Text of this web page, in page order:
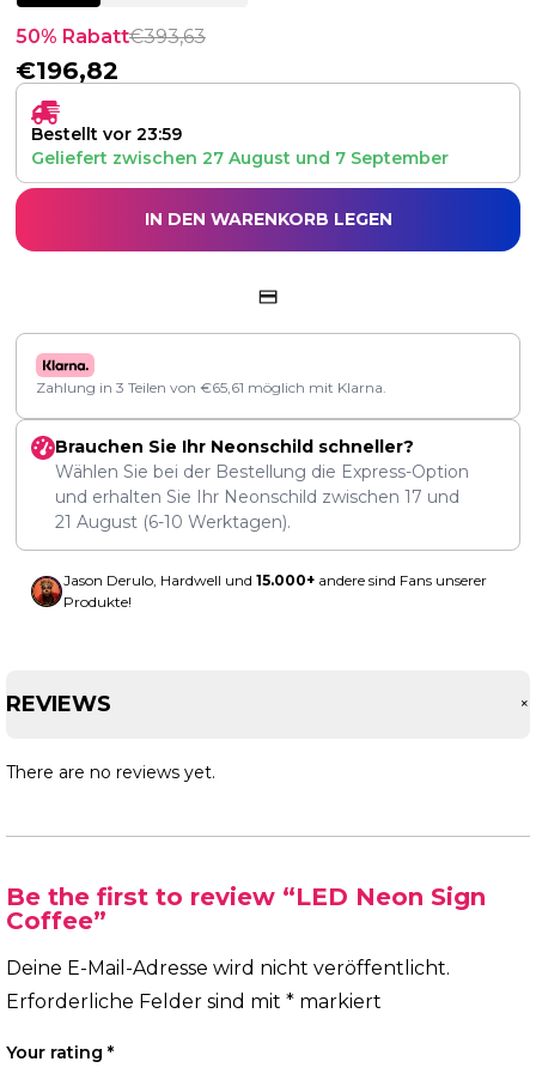
50% Rabatt€393,63
€196,82
Bestellt vor 23:59
Geliefert zwischen 27 August und 7 September
IN DEN WARENKORB LEGEN
Zahlung in 3 Teilen von €65,61 möglich mit Klarna.
Brauchen Sie Ihr Neonschild schneller?
Wählen Sie bei der Bestellung die Express-Option
und erhalten Sie Ihr Neonschild zwischen 17 und
21 August (6-10 Werktagen).
Jason Derulo, Hardwell und 15.000+ andere sind Fans unserer
Produkte!
REVIEWS +
There are no reviews yet.
Be the first to review “LED Neon Sign
Coffee”
Deine E-Mail-Adresse wird nicht veröffentlicht.
Erforderliche Felder sind mit * markiert
Your rating *